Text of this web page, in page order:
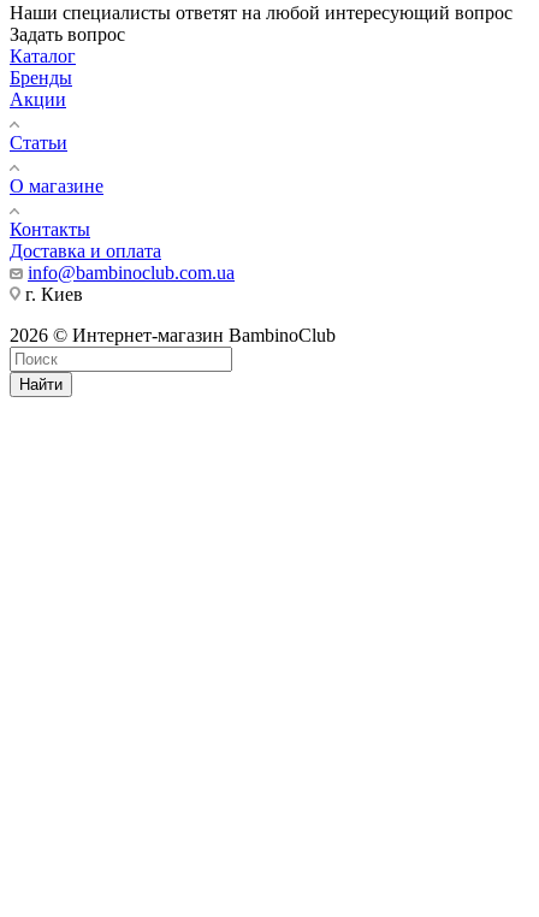
Наши специалисты ответят на любой интересующий вопрос
Задать вопрос
Каталог
Бренды
Акции
Статьи
О магазине
Контакты
Доставка и оплата
info@bambinoclub.com.ua
г. Киев
2026 © Интернет-магазин BambinoClub
Найти